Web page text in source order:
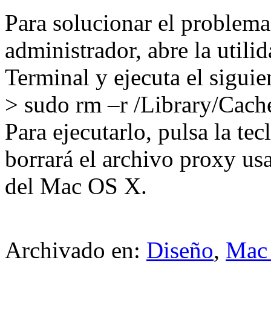
Para solucionar el
administrador, abre la
Terminal y ejecuta el
> sudo rm –r /Library/
Para ejecutarlo, pulsa la
borrará el archivo proxy
del Mac OS X.
Archivado en: Diseño,